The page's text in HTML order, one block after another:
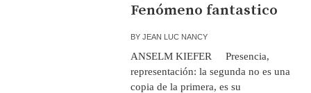
Fenómeno fantastico
BYJEAN LUC NANCY
ANSELM KIEFER Presencia,
representación: la segunda no es una
copia de la primera, es su